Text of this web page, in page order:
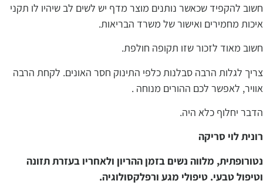
חשוב להקפיד שכאשר נותנים מוצר מדף יש לשים לב שיהיו לו תקני
איכות מחמירים ואישור של משרד הבריאות.
חשוב מאוד לזכור שזו תקופה חולפת.
צריך לגלות הרבה סבלנות כלפי התינוק חסר האונים. לקחת הרבה
אוויר, לאפשר לכם ההורים מנוחה .
הדבר יחלוף כלא היה.
רונית לוי סריקה
נטורופתית, מלווה נשים בזמן ההריון ולאחריו בעזרת תזונה
וטיפול טבעי. טיפולי מגע ורפלקסולוגיה.